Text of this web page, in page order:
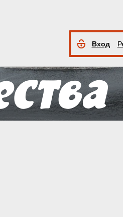
Вход